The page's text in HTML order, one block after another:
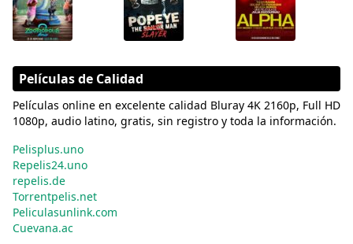
Películas de Calidad
Películas online en excelente calidad Bluray 4K 2160p, Full HD
1080p, audio latino, gratis, sin registro y toda la información.
Pelisplus.uno
Repelis24.uno
repelis.de
Torrentpelis.net
Peliculasunlink.com
Cuevana.ac